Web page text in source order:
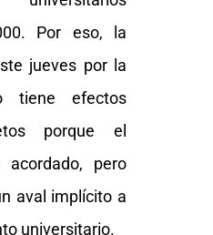
Por eso, la
jueves por la
tiene efectos
porque el
pero
aval implícito a
universitario.